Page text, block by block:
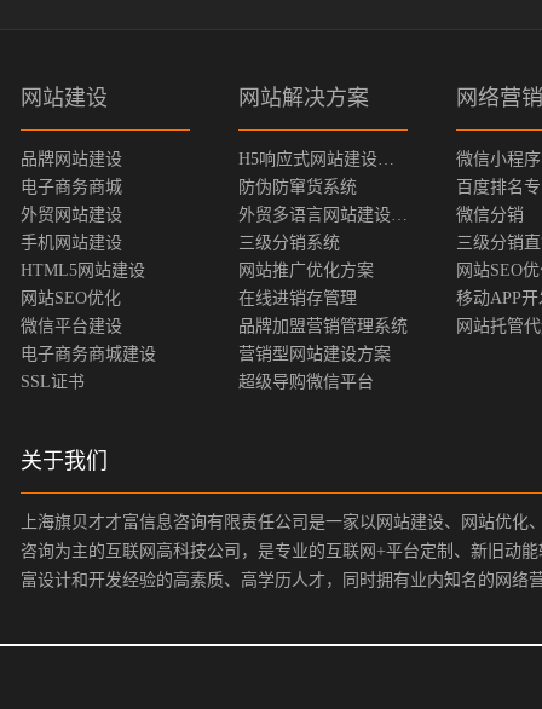
网站建设
品牌网站建设
电子商务商城
外贸网站建设
手机网站建设
HTML5网站建设
网站SEO优化
微信平台建设
电子商务商城建设
SSL证书
网站解决方案
防伪防窜货系统
三级分销系统
网站推广优化方案
在线进销存管理
品牌加盟营销管理系统
营销型网站建设方案
超级导购微信平台
网络营销
微信小程序
百度排名
微信分销
三级分销
网站SEO
移动APP开
网站托管
关于我们
上海旗贝才才富信息咨询有限责任公司是一家以网站建设、网站优
咨询为主的互联网高科技公司，是专业的互联网+平台定制、新旧动
富设计和开发经验的高素质、高学历人才，同时拥有业内知名的网络